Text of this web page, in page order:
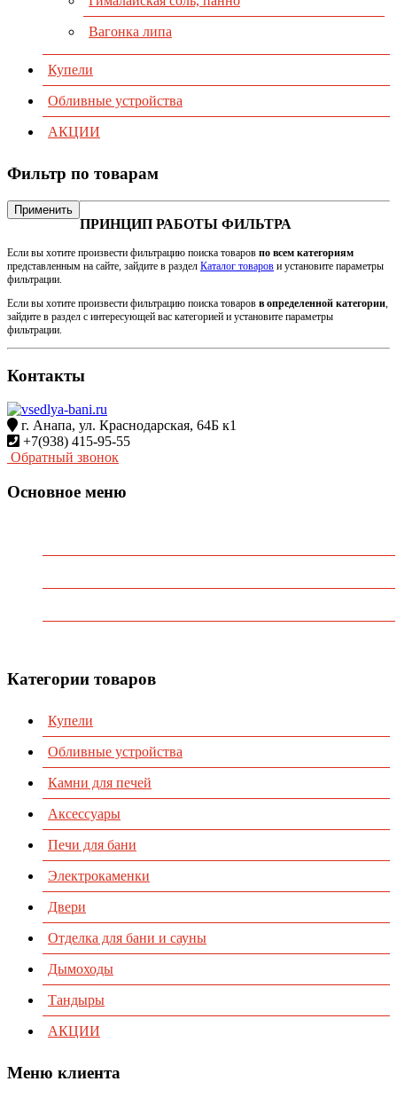
Вагонка липа
Купели
Обливные устройства
АКЦИИ
Фильтр по товарам
Применить
ПРИНЦИП РАБОТЫ ФИЛЬТРА
Если вы хотите произвести фильтрацию поиска товаров по всем категориям
представленным на сайте, зайдите в раздел Каталог товаров и установите параметры
фильтрации.
Если вы хотите произвести фильтрацию поиска товаров в определенной категории,
зайдите в раздел с интересующей вас категорией и установите параметры
фильтрации.
Контакты
г. Анапа, ул. Краснодарская, 64Б к1
+7(938) 415-95-55
Обратный звонок
Основное меню
Категории товаров
Купели
Обливные устройства
Камни для печей
Аксессуары
Печи для бани
Электрокаменки
Двери
Отделка для бани и сауны
Дымоходы
Тандыры
АКЦИИ
Меню клиента